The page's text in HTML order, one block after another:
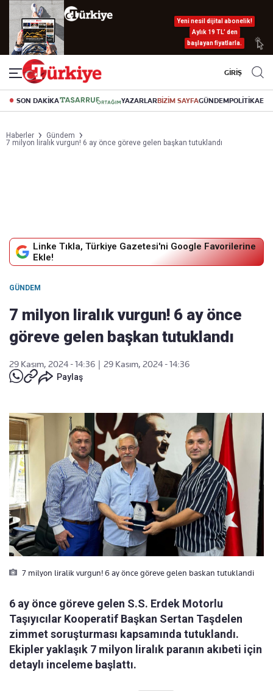
Yeni nesil dijital abonelik!
Aylık 19 TL’ den
başlayan fiyatlarla.
GİRİŞ
SON DAKİKA YAZARLARBİZİM SAYFAGÜNDEMPOLİTİKA
Haberler
Gündem
7 milyon liralık vurgun! 6 ay önce göreve gelen başkan tutuklandı
Linke Tıkla, Türkiye Gazetesi'ni Google Favorilerine
Ekle!
GÜNDEM
7 milyon liralık vurgun! 6 ay önce
göreve gelen başkan tutuklandı
29 Kasım, 2024 - 14:36
29 Kasım, 2024 - 14:36
Paylaş
7 milyon liralik vurgun! 6 ay önce göreve gelen baskan tutuklandi
6 ay önce göreve gelen S.S. Erdek Motorlu
Taşıyıcılar Kooperatif Başkan Sertan Taşdelen
zimmet soruşturması kapsamında tutuklandı.
Ekipler yaklaşık 7 milyon liralık paranın akıbeti için
detaylı inceleme başlattı.